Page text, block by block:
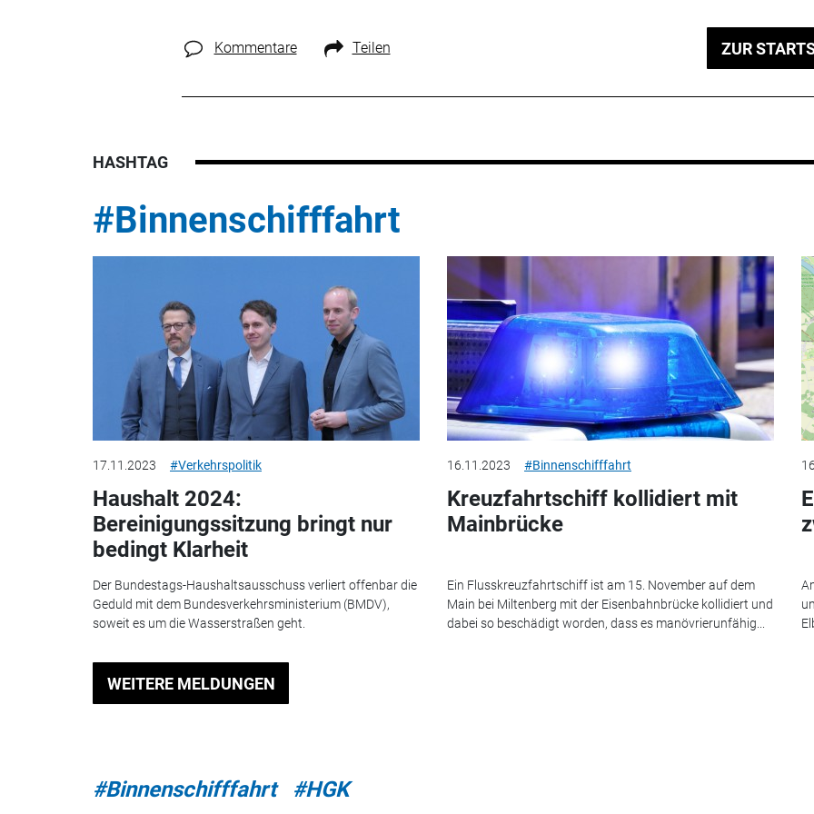
Kommentare Teilen ZUR
HASHTAG
#Binnenschifffahrt
17.11.2023 #Verkehrspolitik
Haushalt 2024:
Bereinigungssitzung bringt nur
bedingt Klarheit
Der Bundestags-Haushaltsausschuss verliert offenbar die
Geduld mit dem Bundesverkehrsministerium (BMDV),
soweit es um die Wasserstraßen geht.
16.11.2023 #Binnenschifffahrt
Kreuzfahrtschiff kollidiert mit
Mainbrücke
Ein Flusskreuzfahrtschiff ist am 15. November auf dem
Main bei Miltenberg mit der Eisenbahnbrücke kollidiert und
dabei so beschädigt worden, dass es manövrierunfähig...
WEITERE MELDUNGEN
#Binnenschifffahrt #HGK